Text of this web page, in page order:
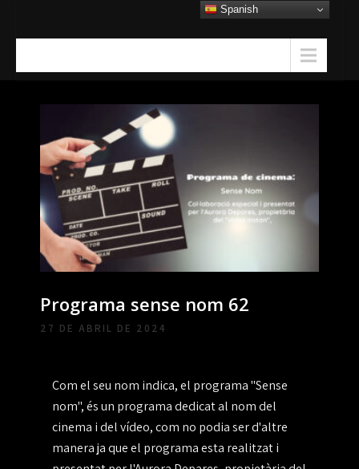
Programa sense nom 62
27 DE ABRIL DE 2024
Com el seu nom indica, el programa "Sense
nom", és un programa dedicat al nom del
cinema i del vídeo, com no podia ser d'altre
manera ja que el programa esta realitzat i
Spanish